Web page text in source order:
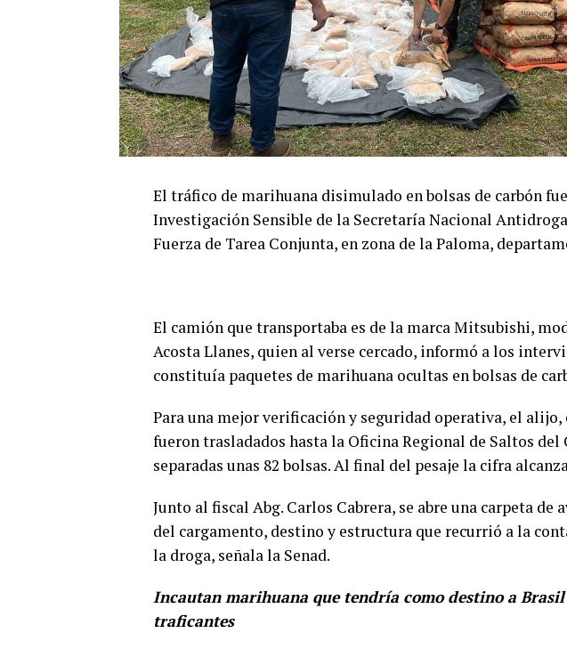
El tráfico de marihuana disimulado en bolsas de carbón
Investigación Sensible de la Secretaría Nacional
Fuerza de Tarea Conjunta, en zona de la Paloma,
El camión que transportaba es de la marca Mitsubishi,
Acosta Llanes, quien al verse cercado, informó a los
constituía paquetes de marihuana ocultas en bolsas de
Para una mejor verificación y seguridad operativa, el
fueron trasladados hasta la Oficina Regional de Saltos del
separadas unas 82 bolsas. Al final del pesaje la cifra
Junto al fiscal Abg. Carlos Cabrera, se abre una carpeta de
del cargamento, destino y estructura que recurrió a la
la droga, señala la Senad.
Incautan marihuana que tendría como destino a
traficantes